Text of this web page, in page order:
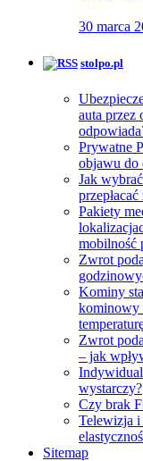
30 marca
stolpo.pl
auta przez
Prywatne
objawu do
Jak
Pakiety
mobilność
Zwrot
Kominy
kominowy
Zwrot
– jak
wystarczy?
Czy brak
Telewizja i
Sitemap